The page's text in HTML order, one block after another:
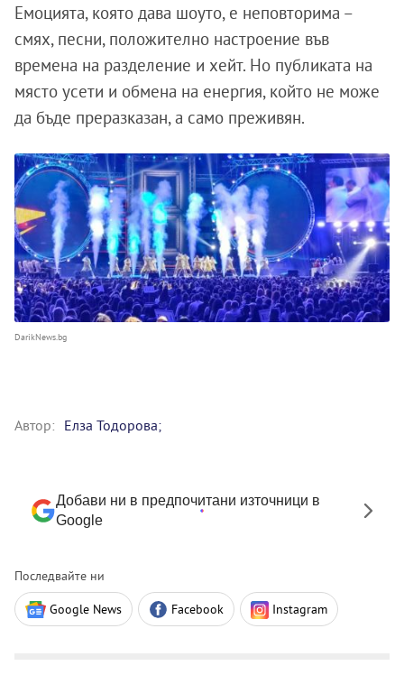
Емоцията, която дава шоуто, е неповторима –
смях, песни, положително настроение във
времена на разделение и хейт. Но публиката на
място усети и обмена на енергия, който не може
да бъде преразказан, а само преживян.
DarikNews.bg
Автор: Елза Тодорова;
Добави ни в предпочитани източници в
Google
Последвайте ни
Google News Facebook Instagram